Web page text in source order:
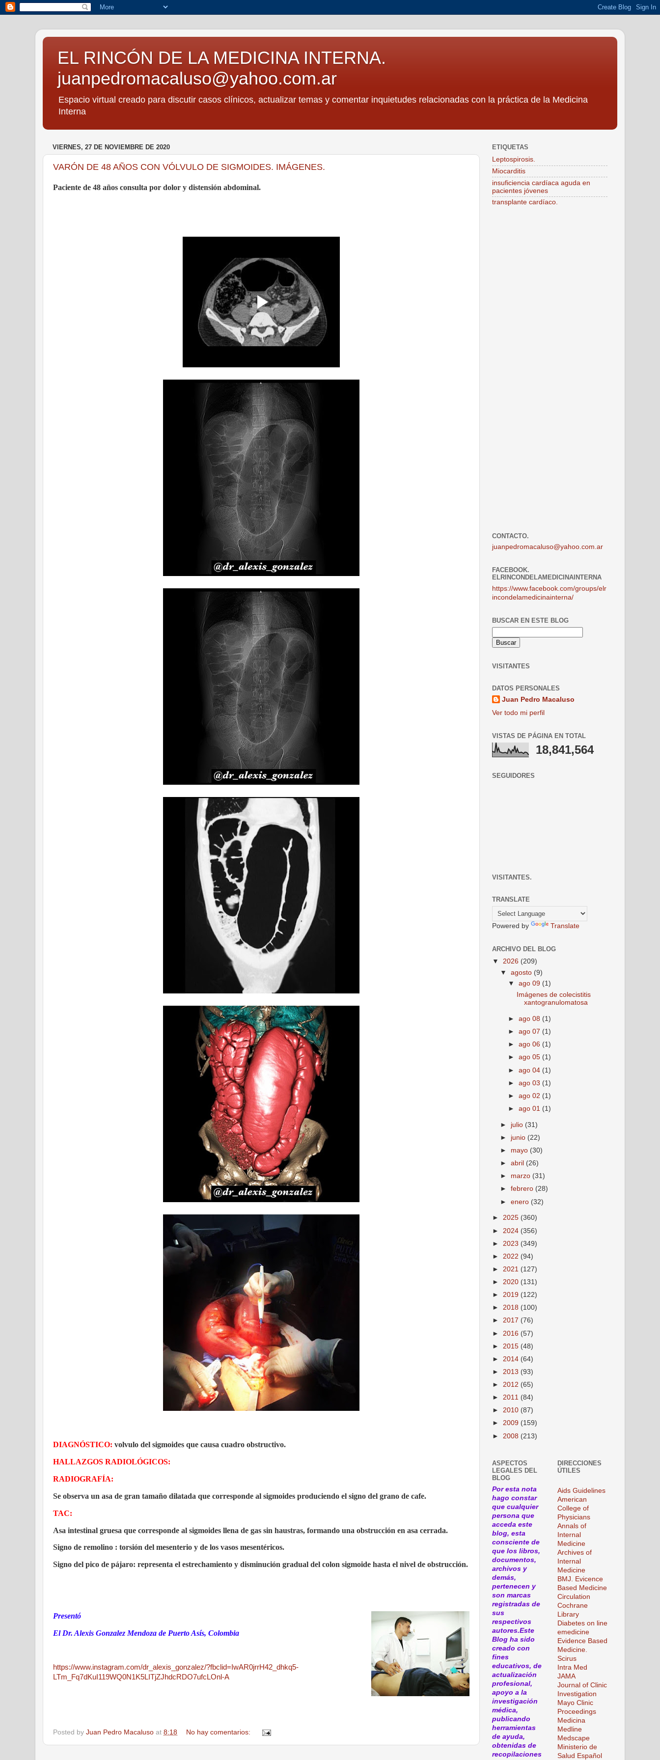
EL RINCÓN DE LA MEDICINA INTERNA.
juanpedromacaluso@yahoo.com.ar
Espacio virtual creado para discutir casos clínicos, actualizar temas y comentar inquietudes relacionadas con la práctica de la Medicina
Interna
VIERNES, 27 DE NOVIEMBRE DE 2020
VARÓN DE 48 AÑOS CON VÓLVULO DE SIGMOIDES. IMÁGENES.
Paciente de 48 años consulta por dolor y distensión abdominal.
DIAGNÓSTICO: volvulo del sigmoides que causa cuadro obstructivo.
HALLAZGOS RADIOLÓGICOS:
RADIOGRAFÍA:
Se observa un asa de gran tamaño dilatada que corresponde al sigmoides produciendo el signo del grano de cafe.
TAC:
Asa intestinal gruesa que corresponde al sigmoides llena de gas sin haustras, formando una obstrucción en asa cerrada.
Signo de remolino : torsión del mesenterio y de los vasos mesentéricos.
Signo del pico de pájaro: representa el estrechamiento y disminución gradual del colon sigmoide hasta el nivel de obstrucción.
Presentó
El Dr. Alexis Gonzalez Mendoza de Puerto Asís, Colombia
https://www.instagram.com/dr_alexis_gonzalez/?fbclid=IwAR0jrrH42_dhkq5-
LTm_Fq7dKuI119WQ0N1K5LITjZJhdcRDO7ufcLOnl-A
Posted by Juan Pedro Macaluso at 8:18 No hay comentarios:
ETIQUETAS
Leptospirosis.
Miocarditis
insuficiencia cardíaca aguda en
pacientes jóvenes
transplante cardíaco.
CONTACTO.
juanpedromacaluso@yahoo.com.ar
FACEBOOK.
ELRINCONDELAMEDICINAINTERNA
https://www.facebook.com/groups/elr
incondelamedicinainterna/
BUSCAR EN ESTE BLOG
VISITANTES
DATOS PERSONALES
Juan Pedro Macaluso
Ver todo mi perfil
VISTAS DE PÁGINA EN TOTAL
18,841,564
SEGUIDORES
VISITANTES.
TRANSLATE
Powered by Translate
ARCHIVO DEL BLOG
▼ 2026 (209)
▼agosto (9)
▼ago 09 (1)
Imágenes de colecistitis
xantogranulomatosa
►ago 08 (1)
►ago 07 (1)
►ago 06 (1)
►ago 05 (1)
►ago 04 (1)
►ago 03 (1)
►ago 02 (1)
►ago 01 (1)
► julio (31)
► junio (22)
► mayo (30)
►abril (26)
► marzo (31)
►febrero (28)
►enero (32)
► 2025 (360)
► 2024 (356)
► 2023 (349)
► 2022 (94)
► 2021 (127)
► 2020 (131)
► 2019 (122)
► 2018 (100)
► 2017 (76)
► 2016 (57)
► 2015 (48)
► 2014 (64)
► 2013 (93)
► 2012 (65)
► 2011 (84)
► 2010 (87)
► 2009 (159)
► 2008 (213)
ASPECTOS
LEGALES DEL
BLOG
Por esta nota
hago constar
que cualquier
persona que
acceda este
blog, esta
consciente de
que los libros,
documentos,
archivos y
demás,
pertenecen y
son marcas
registradas de
sus
respectivos
autores.Este
Blog ha sido
creado con
fines
educativos, de
actualización
profesional,
apoyo a la
investigación
médica,
publicando
herramientas
de ayuda,
obtenidas de
recopilaciones
DIRECCIONES
ÚTILES
Aids Guidelines
American
College of
Physicians
Annals of
Internal
Medicine
Archives of
Internal
Medicine
BMJ. Evicence
Based Medicine
Circulation
Cochrane
Library
Diabetes on line
emedicine
Evidence Based
Medicine.
Scirus
Intra Med
JAMA
Journal of Clinic
Investigation
Mayo Clinic
Proceedings
Medicina
Medline
Medscape
Ministerio de
Salud Español